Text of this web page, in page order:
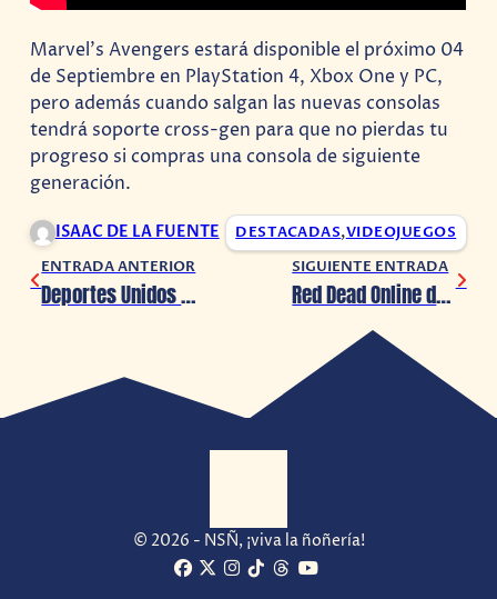
Marvel’s Avengers estará disponible el próximo 04
de Septiembre en PlayStation 4, Xbox One y PC,
pero además cuando salgan las nuevas consolas
tendrá soporte cross-gen para que no pierdas tu
progreso si compras una consola de siguiente
generación.
ISAAC DE LA FUENTE DESTACADAS,VIDEOJUEGOS
ENTRADA ANTERIOR
Deportes Unidos Por México celebrará subasta en apoyo al COVID-19
SIGUIENTE ENTRADA
Red Dead Online da recompensas a cazarrecompensas
© 2026 - NSÑ, ¡viva la ñoñería!